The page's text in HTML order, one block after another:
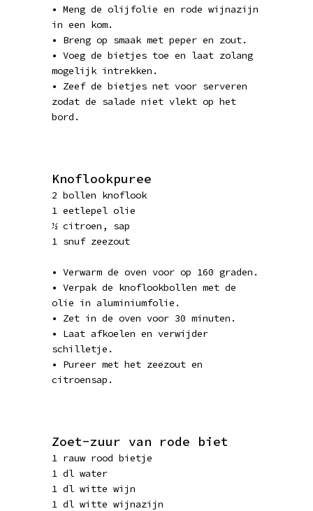
• Meng de olijfolie en rode wijnazijn
in een kom.
• Breng op smaak met peper en zout.
• Voeg de bietjes toe en laat zolang
mogelijk intrekken.
• Zeef de bietjes net voor serveren
zodat de salade niet vlekt op het
bord.
Knoflookpuree
2 bollen knoflook
1 eetlepel olie
½ citroen, sap
1 snuf zeezout
• Verwarm de oven voor op 160 graden.
• Verpak de knoflookbollen met de
olie in aluminiumfolie.
• Zet in de oven voor 30 minuten.
• Laat afkoelen en verwijder
schilletje.
• Pureer met het zeezout en
citroensap.
Zoet-zuur van rode biet
1 rauw rood bietje
1 dl water
1 dl witte wijn
1 dl witte wijnazijn